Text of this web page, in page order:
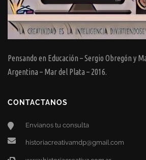
Pensando en Educación – Sergio Obregón y
Argentina – Mar del Plata – 2016.
CONTACTANOS
Envianos tu consulta
historiacreativamdp@gmail.com